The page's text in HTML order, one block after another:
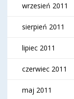
wrzesień 2011
sierpień 2011
lipiec 2011
czerwiec 2011
maj 2011